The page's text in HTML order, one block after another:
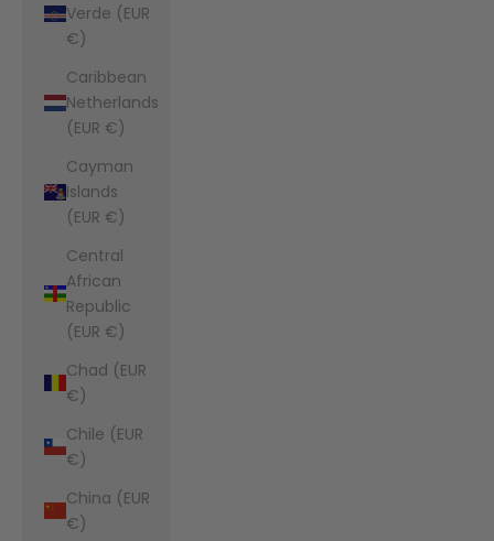
Verde (EUR
€)
Caribbean
Netherlands
(EUR €)
Cayman
Islands
(EUR €)
Central
African
Republic
(EUR €)
Chad (EUR
€)
Chile (EUR
€)
China (EUR
€)